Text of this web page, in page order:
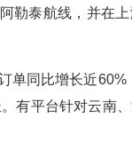
勒泰航线，并在
单同比增长近
有平台针对云南